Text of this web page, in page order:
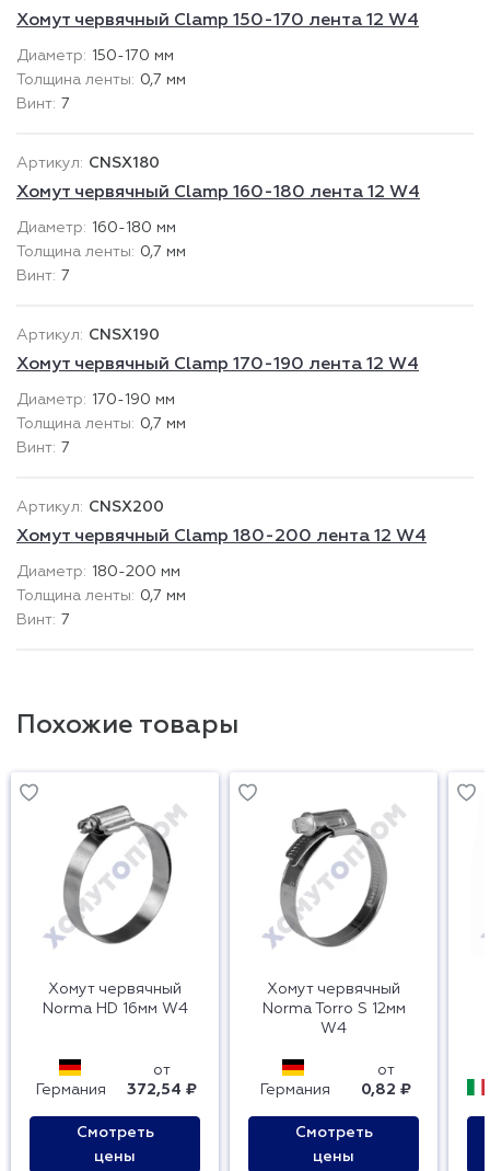
Хомут червячный Clamp 150-170 лента 12 W4
150-170 мм
0,7 мм
7
CNSX180
Хомут червячный Clamp 160-180 лента 12 W4
160-180 мм
0,7 мм
7
CNSX190
Хомут червячный Clamp 170-190 лента 12 W4
170-190 мм
0,7 мм
7
CNSX200
Хомут червячный Clamp 180-200 лента 12 W4
180-200 мм
0,7 мм
7
Похожие товары
Хомут червячный
Norma HD 16мм W4
Германия
от
372,54 ₽
Смотреть
цены
Хомут червячный
Norma Torro S 12мм
W4
Германия
от
0,82 ₽
Смотреть
цены